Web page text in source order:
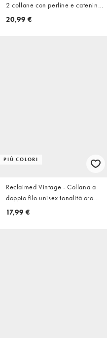
2 collane con perline e catenina
a corda blu con bordi arrotondati
20,99 €
PIÙ COLORI
Reclaimed Vintage - Collana a
doppio filo unisex tonalità oro
con occhio di tigre
17,99 €